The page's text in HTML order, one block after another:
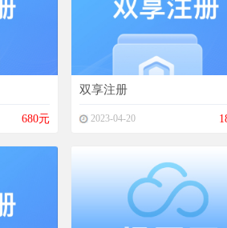
680元
双享注册
2023-04-20